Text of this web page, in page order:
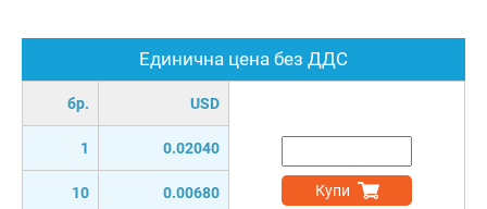
Единична цена без ДДС
бр. USD
1 0.02040
10 0.00680 Купи